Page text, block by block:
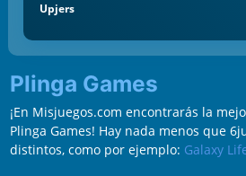
Upjers
Plinga Games
¡En Misjuegos.com encontrarás la
Plinga Games! Hay nada menos que
distintos, como por ejemplo: Galaxy